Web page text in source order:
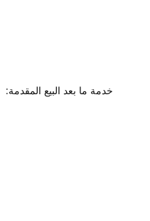
خدمة ما بعد البيع المقدمة: